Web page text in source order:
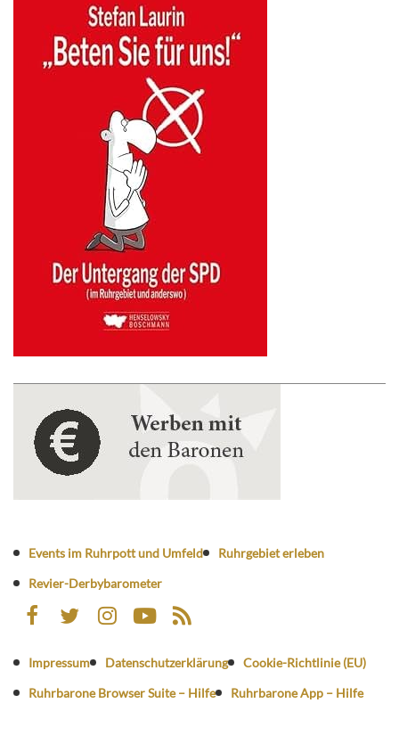
Events im Ruhrpott und Umfeld
Ruhrgebiet erleben
Revier-Derbybarometer
Impressum Datenschutzerklärung
Cookie-Richtlinie (EU)
Ruhrbarone Browser Suite – Hilfe
Ruhrbarone App – Hilfe